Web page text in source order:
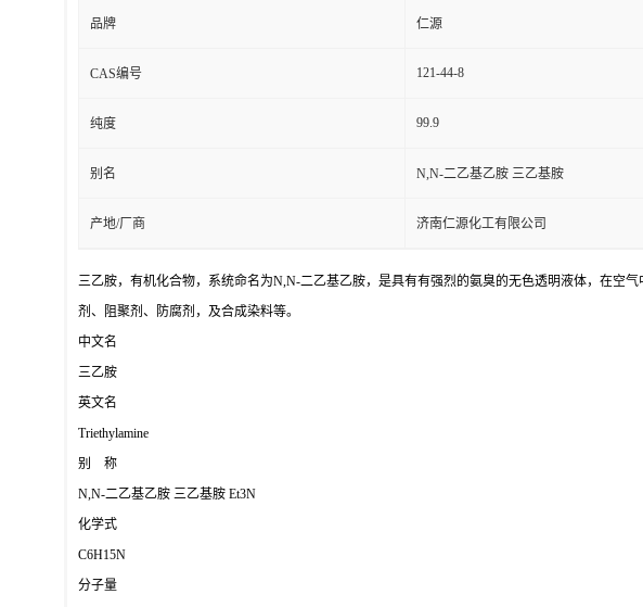
品牌 仁源
CAS编号 121-44-8
纯度 99.9
别名 N,N-二乙基乙胺 三乙基胺
产地/厂商 济南仁源化工有限公司
三乙胺，有机化合物，系统命名为N,N-二乙基乙胺，是具有有强烈的氨臭的无色透明液体，在空
剂、阻聚剂、防腐剂，及合成染料等。
中文名
三乙胺
英文名
Triethylamine
别 称
N,N-二乙基乙胺 三乙基胺 Et3N
化学式
C6H15N
分子量